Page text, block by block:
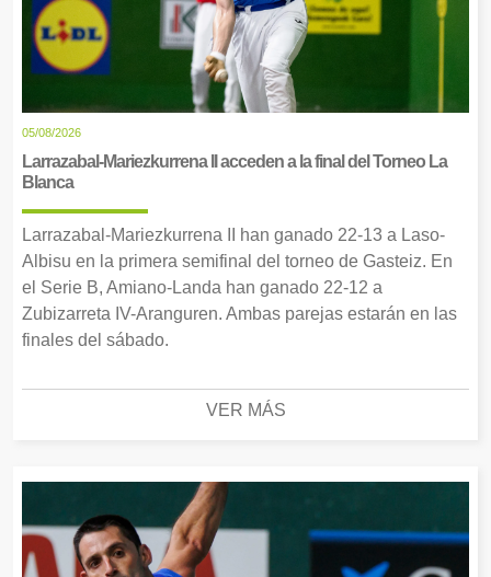
05/08/2026
Larrazabal-Mariezkurrena II acceden a la final del Torneo La
Blanca
Larrazabal-Mariezkurrena II han ganado 22-13 a Laso-
Albisu en la primera semifinal del torneo de Gasteiz. En
el Serie B, Amiano-Landa han ganado 22-12 a
Zubizarreta IV-Aranguren. Ambas parejas estarán en las
finales del sábado.
VER MÁS